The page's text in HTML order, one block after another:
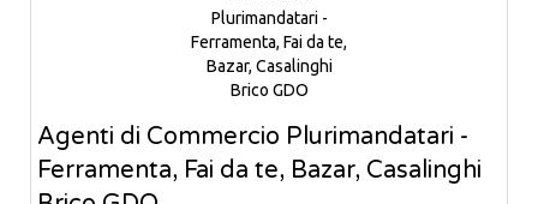
Agenti di Commercio Plurimandatari -
Ferramenta, Fai da te, Bazar, Casalinghi